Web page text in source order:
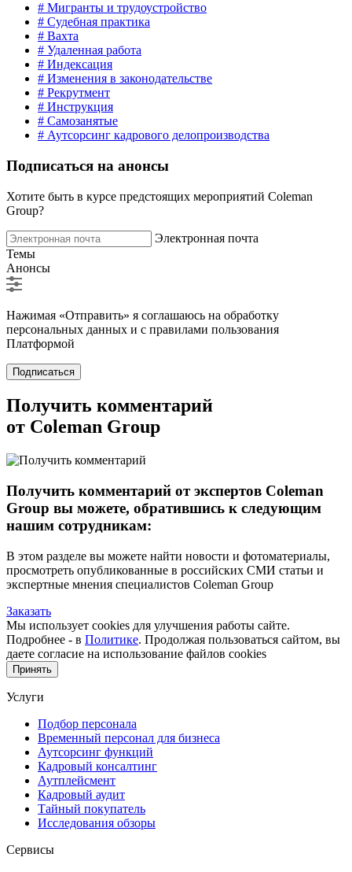
# Мигранты и трудоустройство
# Судебная практика
# Вахта
# Удаленная работа
# Индексация
# Изменения в законодательстве
# Рекрутмент
# Инструкция
# Самозанятые
# Аутсорсинг кадрового делопроизводства
Подписаться на анонсы
Хотите быть в курсе предстоящих мероприятий Coleman
Group?
Электронная почта
Темы
Анонсы
Нажимая «Отправить» я соглашаюсь на обработку
персональных данных и с правилами пользования
Платформой
Подписаться
Получить комментарий
от Coleman Group
Получить комментарий от экспертов Coleman
Group вы можете, обратившись к следующим
нашим сотрудникам:
В этом разделе вы можете найти новости и фотоматериалы,
просмотреть опубликованные в российских СМИ статьи и
экспертные мнения специалистов Coleman Group
Заказать
Мы использует cookies для улучшения работы сайте.
Подробнее - в Политике. Продолжая пользоваться сайтом, вы
даете согласие на использование файлов cookies
Принять
Услуги
Подбор персонала
Временный персонал для бизнеса
Аутсорсинг функций
Кадровый консалтинг
Аутплейсмент
Кадровый аудит
Тайный покупатель
Исследования обзоры
Сервисы